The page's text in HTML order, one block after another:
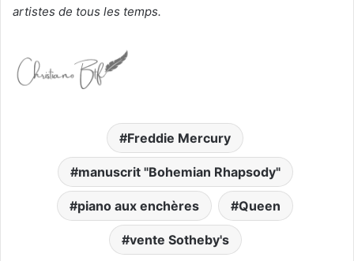
artistes de tous les temps.
Freddie Mercury
manuscrit "Bohemian Rhapsody"
piano aux enchères Queen
vente Sotheby's